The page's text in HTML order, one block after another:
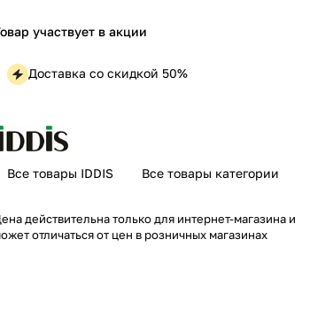
участвует в акции
Доставка со скидкой 50%
Все товары IDDIS Все товары категории
действительна только для интернет-магазина и
отличаться от цен в розничных магазинах